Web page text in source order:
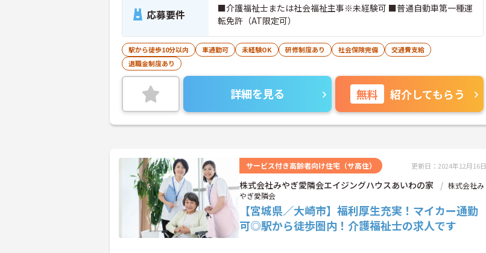
応募要件
■介護福祉士または社会福祉主事※未経験可 ■普通自動車第一種運
転免許（AT限定可）
駅から徒歩10分以内 車通勤可 未経験OK 研修制度あり 社会保険完備
交通費支給
退職金制度あり
詳細を見る 無料 紹介してもらう
サービス付き高齢者向け住宅（サ高住） 更新日：2024年12月16日
株式会社みやぎ愛隣会エイジングハウスあいわの家
株式会社み
やぎ愛隣会
【宮城県／大崎市】福利厚生充実！マイカー通勤
可◎駅から徒歩圏内！介護福祉士の求人です